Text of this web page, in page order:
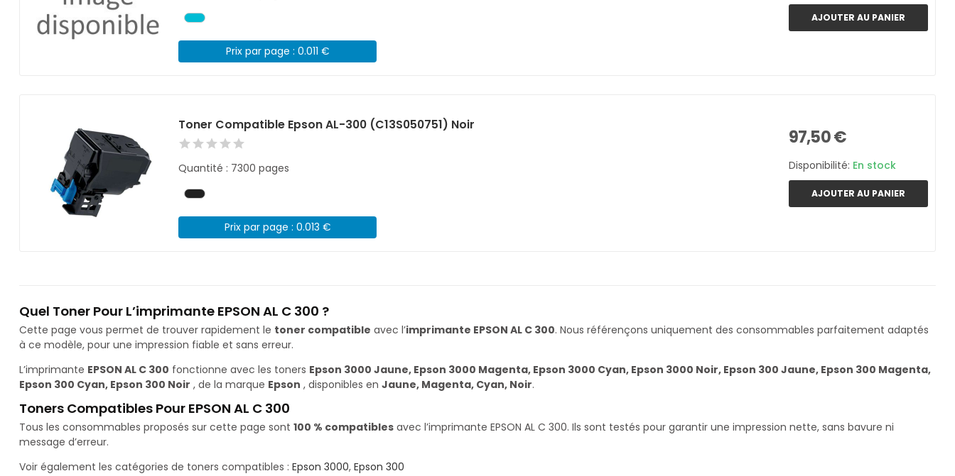
Prix par page : 0.011 €
AJOUTER AU PANIER
Toner Compatible Epson AL-300 (C13S050751) Noir
Quantité : 7300 pages
Prix par page : 0.013 €
97,50 €
Disponibilité: En stock
AJOUTER AU PANIER
Quel Toner Pour L’imprimante EPSON AL C 300 ?
Cette page vous permet de trouver rapidement le toner compatible avec l’imprimante EPSON AL C 300. Nous référençons uniquement des consommables parfaitement adaptés
à ce modèle, pour une impression fiable et sans erreur.
L’imprimante EPSON AL C 300 fonctionne avec les toners Epson 3000 Jaune, Epson 3000 Magenta, Epson 3000 Cyan, Epson 3000 Noir, Epson 300 Jaune, Epson 300 Magenta,
Epson 300 Cyan, Epson 300 Noir , de la marque Epson , disponibles en Jaune, Magenta, Cyan, Noir.
Toners Compatibles Pour EPSON AL C 300
Tous les consommables proposés sur cette page sont 100 % compatibles avec l’imprimante EPSON AL C 300. Ils sont testés pour garantir une impression nette, sans bavure ni
message d’erreur.
Voir également les catégories de toners compatibles : Epson 3000, Epson 300